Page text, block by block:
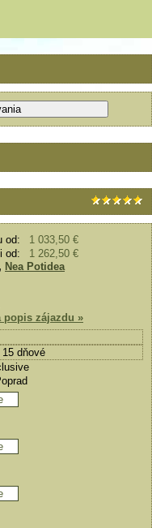
od:
1 033,50 €
od:
1 262,50 €
, Nea Potidea
popis zájazdu »
dňové